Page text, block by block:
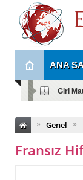
ANA
Girl
» Genel »
Fransız